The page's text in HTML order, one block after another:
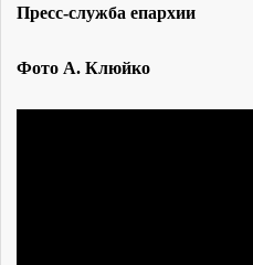
Пресс-служба епархии
Фото А. Клюйко